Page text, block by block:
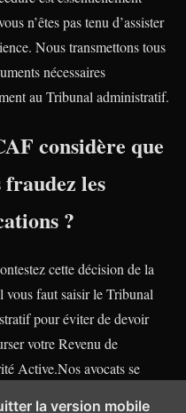
n’êtes pas tenu d’assister
Nous transmettons tous
nécessaires
au Tribunal administratif.
considère que
fraudez les
?
cette décision de la
vous faut saisir le Tribunal
pour éviter de devoir
votre Revenu de
Active.Nos avocats se
la version mobile